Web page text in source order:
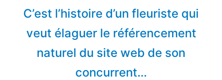
Commissariat aux comptes
On parle de nous
C’est l’histoire d’un fleuriste qui
veut élaguer le référencement
naturel du site web de son
concurrent…